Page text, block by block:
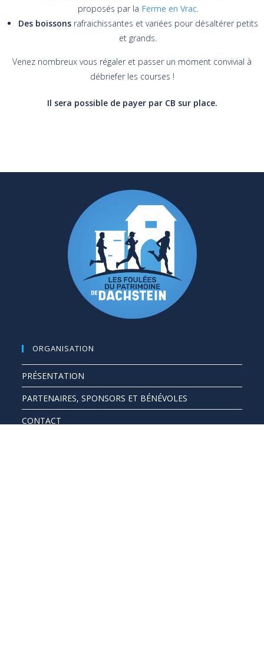
proposés par la Ferme en Vrac.
Des boissonsrafraichissantes et variées pour désaltérer petits
et grands.
Venez nombreux vous régaler et passer un moment convivial à
débriefer les courses !
Il sera possible de payer par CB sur place.
ORGANISATION
PRÉSENTATION
PARTENAIRES, SPONSORS ET BÉNÉVOLES
CONTACT